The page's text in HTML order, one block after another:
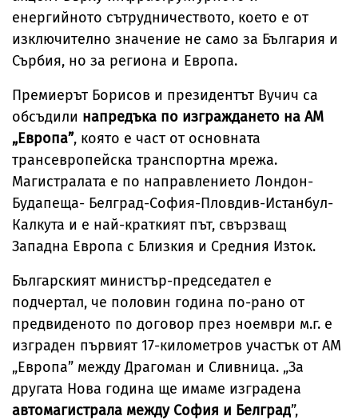
енергийното сътрудничеството, което е от
изключително значение не само за България и
Сърбия, но за региона и Европа.
Премиерът Борисов и президентът Вучич са
обсъдили напредъка по изграждането на АМ
„Европа”, която е част от основната
трансевропейска транспортна мрежа.
Магистралата е по направлението Лондон-
Будапеща- Белград-София-Пловдив-Истанбул-
Калкута и е най-краткият път, свързващ
Западна Европа с Близкия и Средния Изток.
Българският министър-председател е
подчертал, че половин година по-рано от
предвиденото по договор през ноември м.г. е
изграден първият 17-километров участък от АМ
„Европа” между Драгоман и Сливница. „За
другата Нова година ще имаме изградена
автомагистрала между София и Белград”,